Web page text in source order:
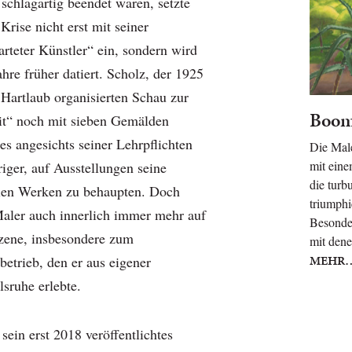
nicht erst mit seiner
Künstler“ ein, sondern wird
früher datiert. Scholz, der 1925
organisierten Schau zur
noch mit sieben Gemälden
angesichts seiner Lehrpflichten
auf Ausstellungen seine
Werken zu behaupten. Doch
auch innerlich immer mehr auf
insbesondere zum
den er aus eigener
erlebte.
erst 2018 veröffentlichtes
Die
mit
die
mit